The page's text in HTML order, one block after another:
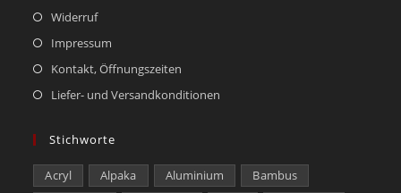
Widerruf
Impressum
Kontakt, Öffnungszeiten
Liefer- und Versandkonditionen
Stichworte
Acryl Alpaka Aluminium
Bambus